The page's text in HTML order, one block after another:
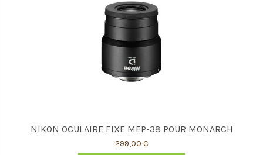
NIKON OCULAIRE FIXE MEP-38 POUR MONARCH
299,00 €